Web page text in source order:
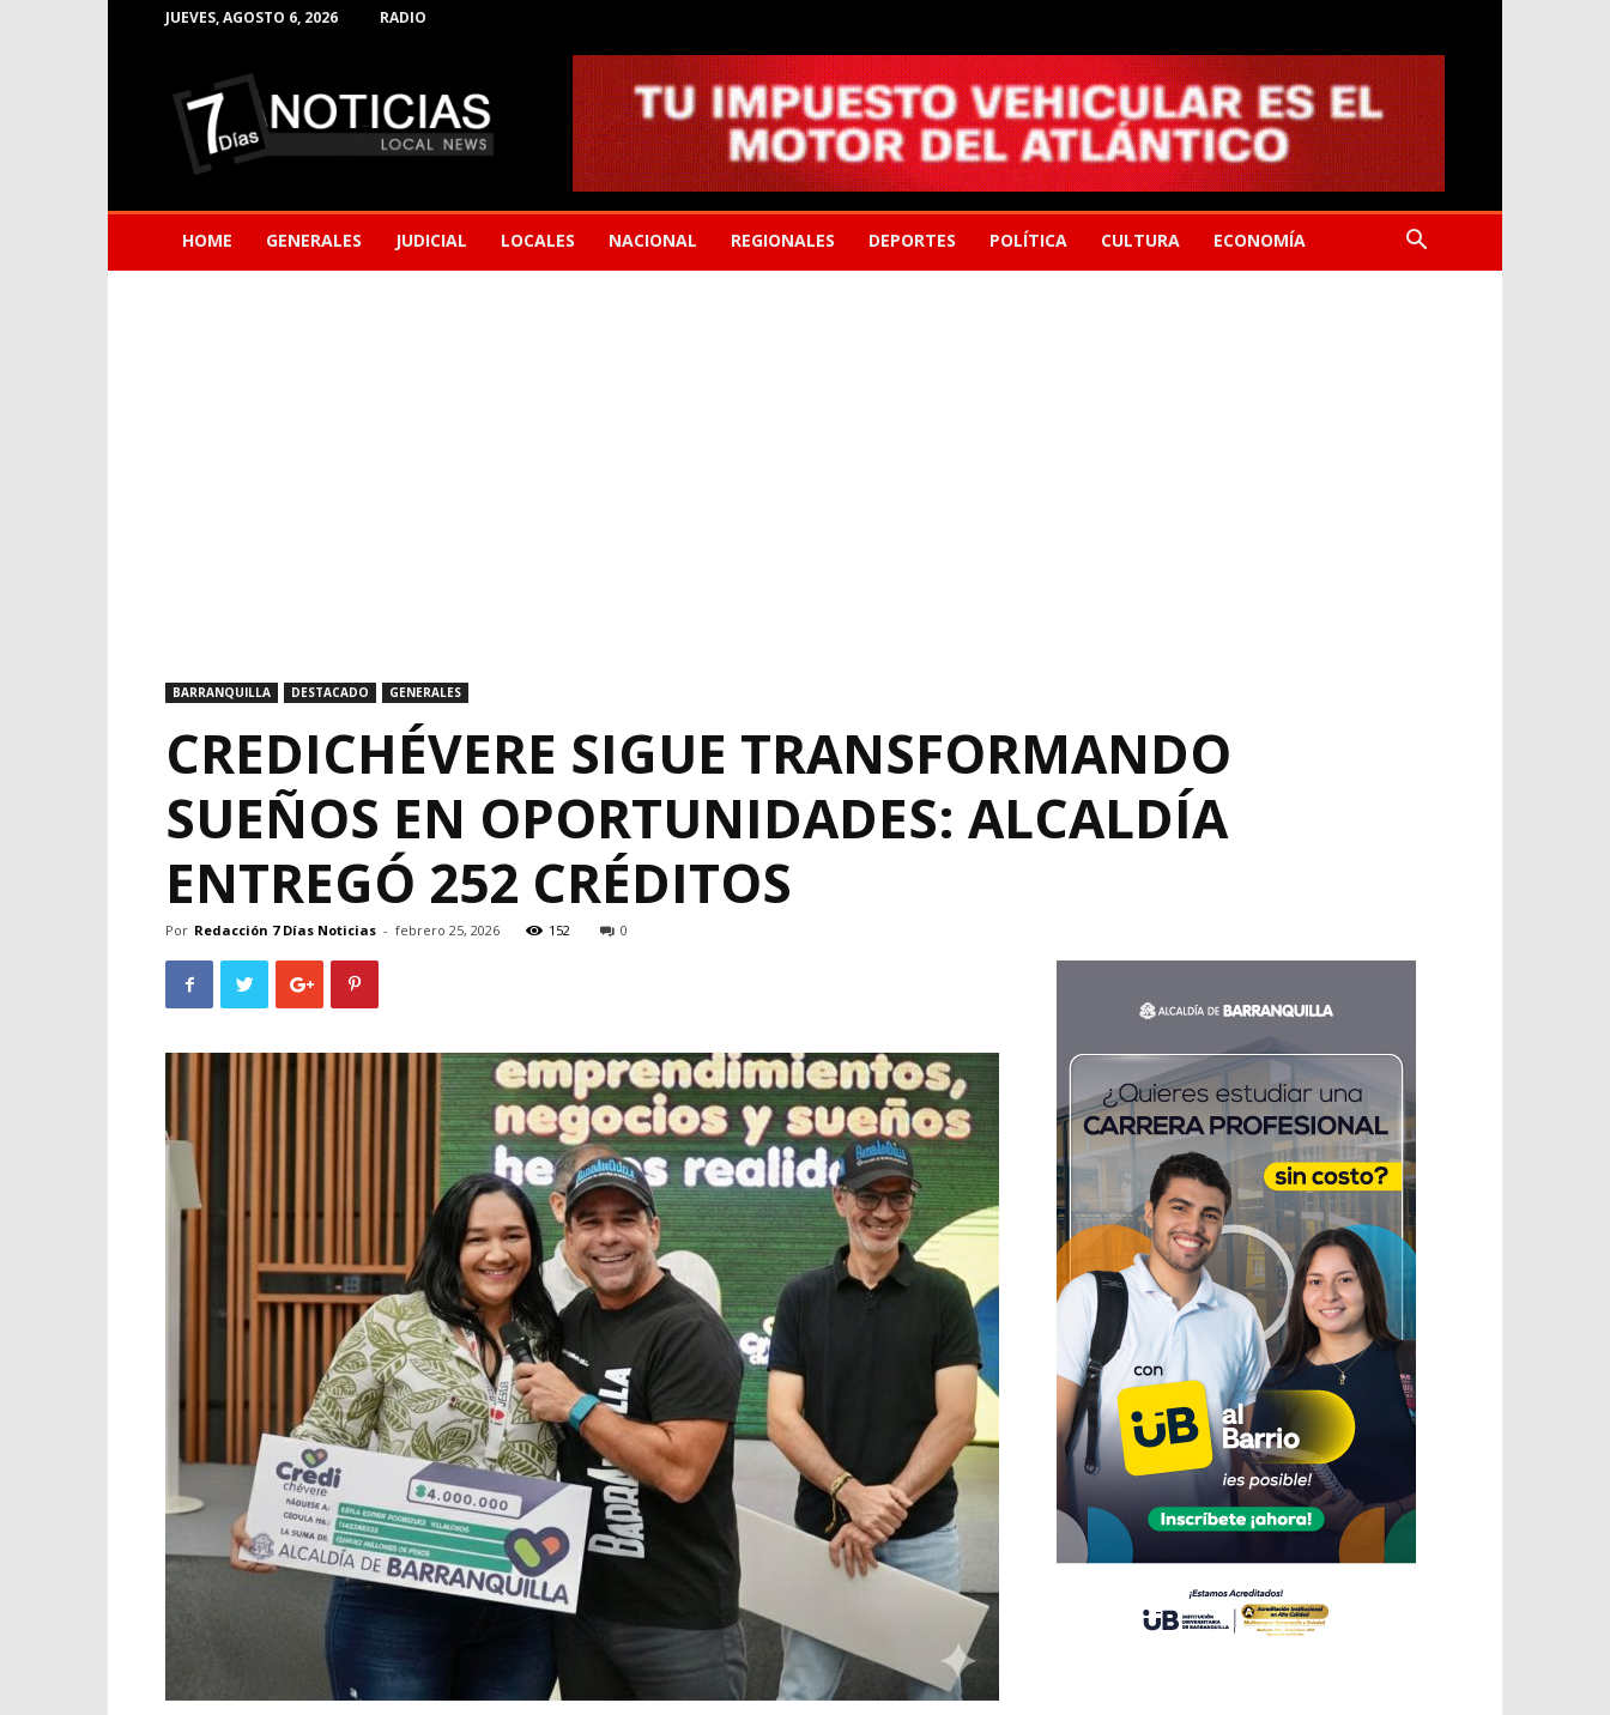
JUEVES, AGOSTO 6, 2026 RADIO
Noticias
de
Barranquilla
HOME GENERALES JUDICIAL LOCALES NACIONAL REGIONALES DEPORTES POLÍTICA CULTURA ECONOMÍA
BARRANQUILLA DESTACADO GENERALES
CREDICHÉVERE SIGUE TRANSFORMANDO
SUEÑOS EN OPORTUNIDADES: ALCALDÍA
ENTREGÓ 252 CRÉDITOS
Por Redacción 7 Días Noticias - febrero 25, 2026 152 0